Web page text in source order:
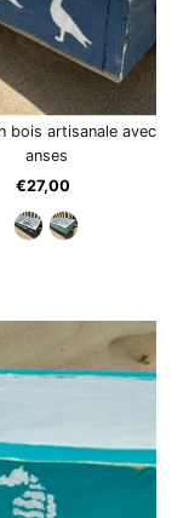
bois artisanale avec
anses
Prix
ordinaire
€27,00